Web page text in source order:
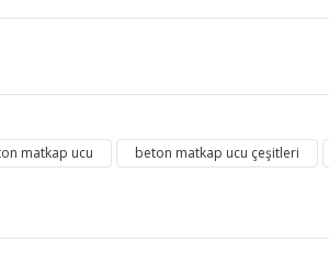
Bu ürüne ilk
matkap ucu beton matkap ucu çeşitleri